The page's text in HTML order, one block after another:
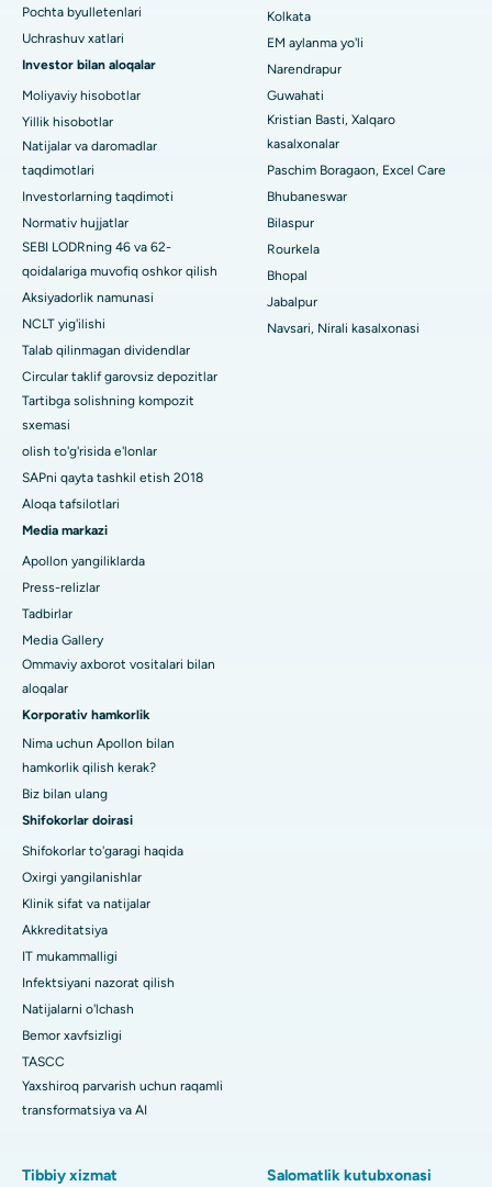
Arera koloniyasidagi eng yaxshi kasalxona, Bhopal
Jayanagar, Bangalordagi eng yaxshi kasalxona
KK Nagar, Madurai shahridagi eng yaxshi shifoxona
Ramji Nagardagi eng yaxshi kasalxona, Nellore
19-sektordagi eng yaxshi shifoxona, Rourkela
Swargate, Pune shahridagi eng yaxshi shifoxona
Janubiy Dehlidagi eng yaxshi ayollar saraton kasalxonasi
Pochta byulletenlari
Uchrashuv xatlari
Investor bilan aloqalar
Moliyaviy hisobotlar
Yillik hisobotlar
Natijalar va daromadlar
taqdimotlari
Investorlarning taqdimoti
Normativ hujjatlar
SEBI LODRning 46 va 62-
qoidalariga muvofiq oshkor qilish
Aksiyadorlik namunasi
NCLT yig'ilishi
Talab qilinmagan dividendlar
Circular taklif garovsiz depozitlar
Tartibga solishning kompozit
sxemasi
olish to'g'risida e'lonlar
SAPni qayta tashkil etish 2018
Aloqa tafsilotlari
Media markazi
Apollon yangiliklarda
Press-relizlar
Tadbirlar
Media Gallery
Ommaviy axborot vositalari bilan
aloqalar
Korporativ hamkorlik
Nima uchun Apollon bilan
hamkorlik qilish kerak?
Biz bilan ulang
Shifokorlar doirasi
Shifokorlar to'garagi haqida
Oxirgi yangilanishlar
Klinik sifat va natijalar
Akkreditatsiya
IT mukammalligi
Infektsiyani nazorat qilish
Natijalarni o'lchash
Bemor xavfsizligi
TASCC
Yaxshiroq parvarish uchun raqamli
transformatsiya va AI
Kolkata
EM aylanma yo'li
Narendrapur
Guwahati
Kristian Basti, Xalqaro
kasalxonalar
Paschim Boragaon, Excel Care
Bhubaneswar
Bilaspur
Rourkela
Bhopal
Jabalpur
Navsari, Nirali kasalxonasi
Tibbiy xizmat Salomatlik kutubxonasi